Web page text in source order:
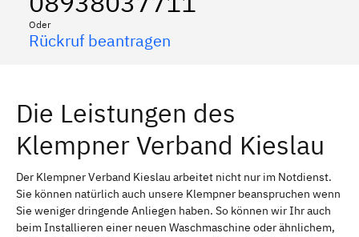
Oder
Rückruf beantragen
Die Leistungen des
Klempner Verband Kieslau
Der Klempner Verband Kieslau arbeitet nicht nur im Notdienst.
Sie können natürlich auch unsere Klempner beanspruchen wenn
Sie weniger dringende Anliegen haben. So können wir Ihr auch
beim Installieren einer neuen Waschmaschine oder ähnlichem,